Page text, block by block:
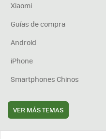
Xiaomi
Guías de compra
Android
iPhone
Smartphones Chinos
VER MÁS TEMAS